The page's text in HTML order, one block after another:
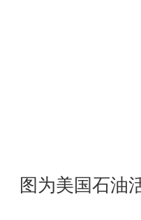
图为美国石油